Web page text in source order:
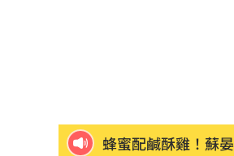
蜂蜜配鹹酥雞！蘇